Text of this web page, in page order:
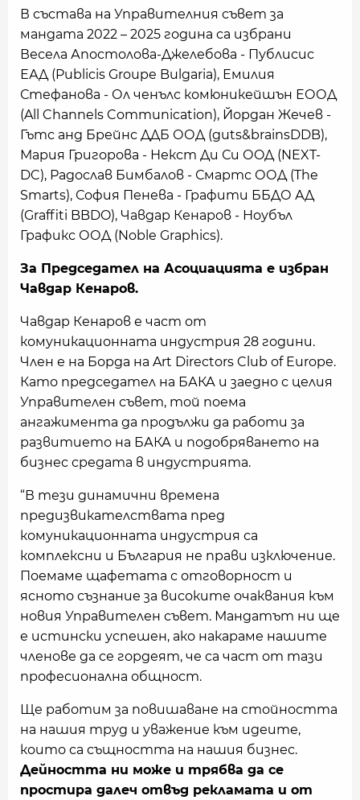
В състава на Управителния съвет за
мандата 2022 – 2025 година са избрани
Весела Апостолова-Джелебова - Публисис
ЕАД (Publicis Groupe Bulgaria), Емилия
Стефанова - Ол ченълс комюникейшън ЕООД
(All Channels Communication), Йордан Жечев -
Гътс анд Брейнс ДДБ ООД (guts&brainsDDB),
Мария Григорова - Некст Ди Си ОOД (NEXT-
DC), Радослав Бимбалов - Смартс ООД (The
Smarts), София Пенева - Графити ББДО АД
(Graffiti BBDO), Чавдар Кенаров - Ноубъл
Графикс ООД (Noble Graphics).
За Председател на Асоциацията е избран
Чавдар Кенаров.
Чавдар Кенаров е част от
комуникационната индустрия 28 години.
Член е на Борда на Art Directors Club of Europe.
Като председател на БАКА и заедно с целия
Управителен съвет, той поема
ангажимента да продължи да работи за
развитието на БАКА и подобряването на
бизнес средата в индустрията.
“В тези динамични времена
предизвикателствата пред
комуникационната индустрия са
комплексни и България не прави изключение.
Поемаме щафетата с отговорност и
ясното съзнание за високите очаквания към
новия Управителен съвет. Мандатът ни ще
е истински успешен, ако накараме нашите
членове да се гордеят, че са част от тази
професионална общност.
Ще работим за повишаване на стойността
на нашия труд и уважение към идеите,
които са същността на нашия бизнес.
Дейността ни може и трябва да се
простира далеч отвъд рекламата и от